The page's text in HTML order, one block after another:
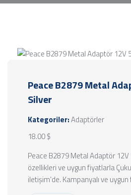
Peace B2879 Metal
Silver
Kategoriler:Adaptörler
18.00 $
Peace B2879 Metal Adaptör 12V
özellikleri ve uygun fiyatlarla
iletişim'de. Kampanyalı ve